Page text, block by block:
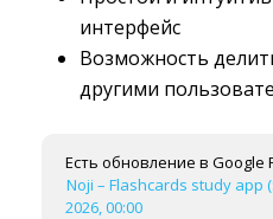
интерфейс
Возможность
другими
Есть обновление в Google
Noji – Flashcards study app
2026, 00:00